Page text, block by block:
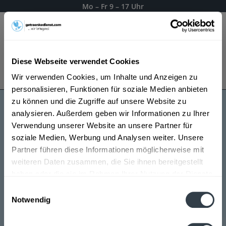
Diese Webseite verwendet Cookies
Wir verwenden Cookies, um Inhalte und Anzeigen zu
personalisieren, Funktionen für soziale Medien anbieten
zu können und die Zugriffe auf unsere Website zu
analysieren. Außerdem geben wir Informationen zu Ihrer
Verwendung unserer Website an unsere Partner für
soziale Medien, Werbung und Analysen weiter. Unsere
Partner führen diese Informationen möglicherweise mit
weiteren Daten zusammen, die Sie ihnen bereitgestellt
Notwendig
Mo – Fr 9 – 17 Uhr
Es gilt unsereDatenschutzerklärung
Böhmisch Brauhaus